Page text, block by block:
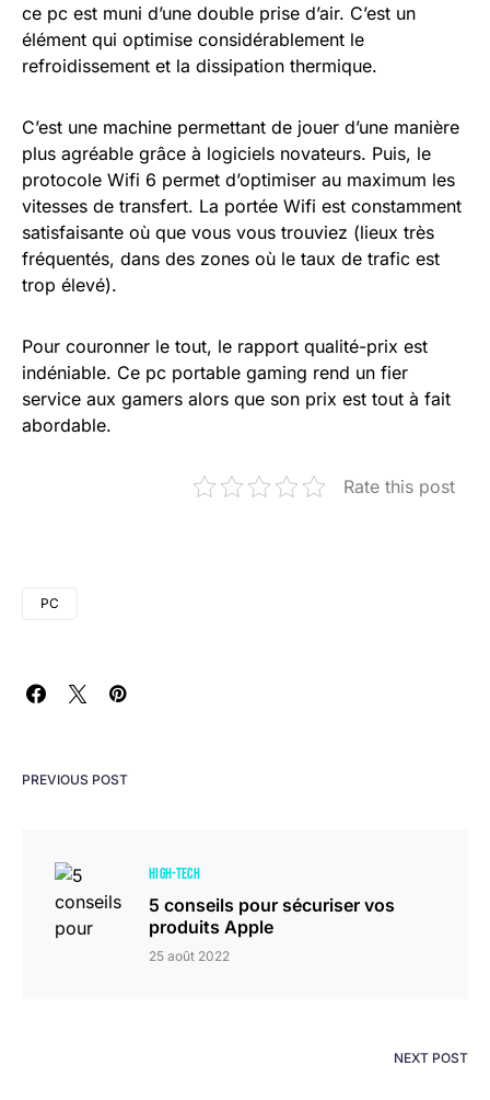
ce pc est muni d’une double prise d’air. C’est un
élément qui optimise considérablement le
refroidissement et la dissipation thermique.
C’est une machine permettant de jouer d’une manière
plus agréable grâce à logiciels novateurs. Puis, le
protocole Wifi 6 permet d’optimiser au maximum les
vitesses de transfert. La portée Wifi est constamment
satisfaisante où que vous vous trouviez (lieux très
fréquentés, dans des zones où le taux de trafic est
trop élevé).
Pour couronner le tout, le rapport qualité-prix est
indéniable. Ce pc portable gaming rend un fier
service aux gamers alors que son prix est tout à fait
abordable.
Rate this post
PC
PREVIOUS POST
HIGH-TECH
5 conseils pour sécuriser vos
produits Apple
25 août 2022
NEXT POST